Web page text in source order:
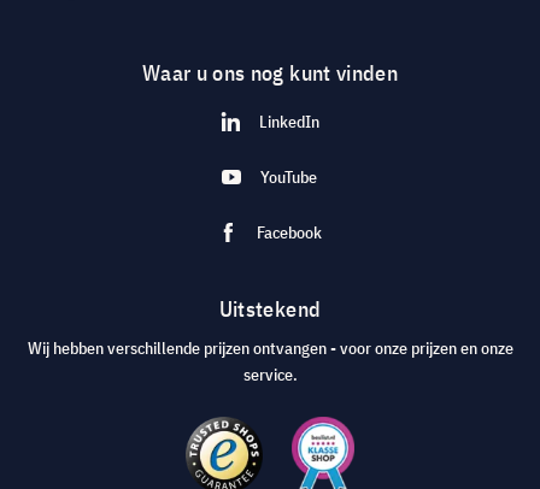
Waar u ons nog kunt vinden
LinkedIn
YouTube
Facebook
Uitstekend
Wij hebben verschillende prijzen ontvangen - voor onze prijzen en onze
service.